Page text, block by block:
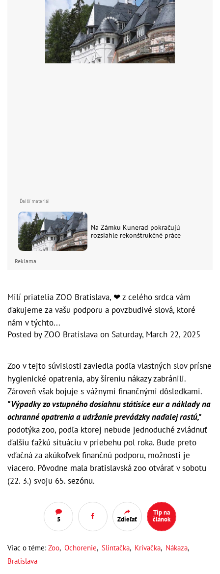
Na Zámku Kunerad pokračujú
rozsiahle rekonštrukčné práce
Reklama
Milí priatelia ZOO Bratislava, ❤ z celého srdca vám
ďakujeme za vašu podporu a povzbudivé slová, ktoré
nám v týchto...
Posted byZOO Bratislava on Saturday, March 22, 2025
Zoo v tejto súvislosti zaviedla podľa vlastných slov prísne
hygienické opatrenia, aby šíreniu nákazy zabránili.
Zároveň však bojuje s vážnymi finančnými dôsledkami.
"Výpadky zo vstupného dosiahnu státisíce eur a náklady na
ochranné opatrenia a udržanie prevádzky naďalej rastú,"
podotýka zoo, podľa ktorej nebude jednoduché zvládnuť
ďalšiu ťažkú situáciu v priebehu pol roka. Bude preto
vďačná za akúkoľvek finančnú podporu, možností je
viacero. Pôvodne mala bratislavská zoo otvárať v sobotu
(22. 3.) svoju 65. sezónu.
5 Zdieľať
Tip na
článok
Viac o téme: Zoo, Ochorenie, Slintačka, Krívačka, Nákaza,
Bratislava